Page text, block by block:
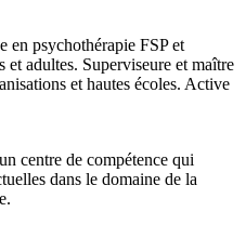
en psychothérapie FSP et
et adultes. Superviseure et maître
et hautes écoles. Active
centre de compétence qui
dans le domaine de la